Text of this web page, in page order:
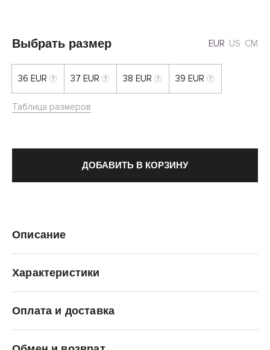
Выбрать размер EUR US СМ
36 EUR 37 EUR 38 EUR 39 EUR
Таблица размеров
ДОБАВИТЬ В КОРЗИНУ
Описание
Характеристики
Оплата и доставка